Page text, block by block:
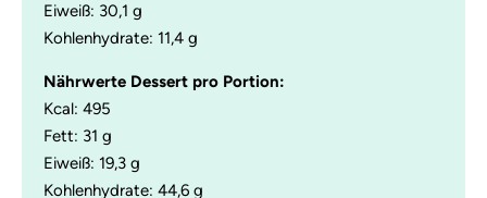
Eiweiß: 30,1 g
Kohlenhydrate: 11,4 g
Nährwerte Dessert pro Portion:
Kcal: 495
Fett: 31 g
Eiweiß: 19,3 g
Kohlenhydrate: 44,6 g